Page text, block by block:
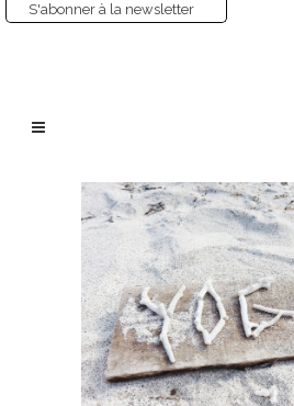
S'abonner à la newsletter